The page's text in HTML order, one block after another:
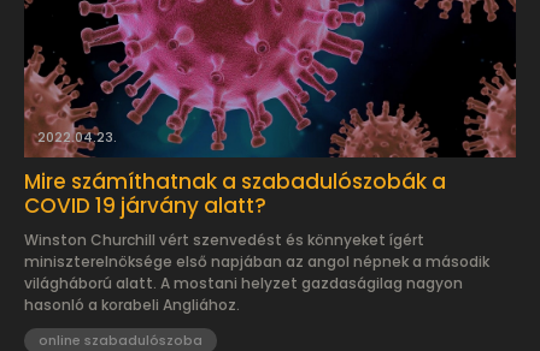
2022.04.23.
Mire számíthatnak a szabadulószobák a
COVID 19 járvány alatt?
Winston Churchill vért szenvedést és könnyeket ígért
miniszterelnöksége első napjában az angol népnek a második
világháború alatt. A mostani helyzet gazdaságilag nagyon
hasonló a korabeli Angliához.
online szabadulószoba